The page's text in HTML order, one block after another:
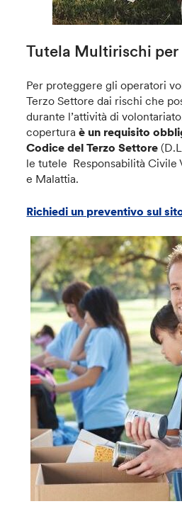
Tutela Multirischi
Per proteggere gli operatori
Terzo Settore dai rischi che
durante l’attività di
coperturaè un requisito
Codice del Terzo Settore
le tutele Responsabilità Civile
e Malattia.
Richiedi un preventivo sul